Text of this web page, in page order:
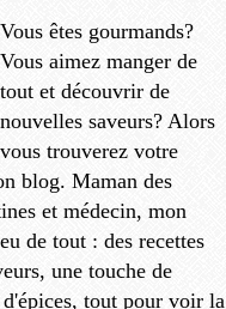
Vous êtes gourmands?
Vous aimez manger de
tout et découvrir de
nouvelles saveurs? Alors
vous trouverez votre
blog. Maman des
et médecin, mon
de tout : des recettes
une touche de
d'épices, tout pour voir la